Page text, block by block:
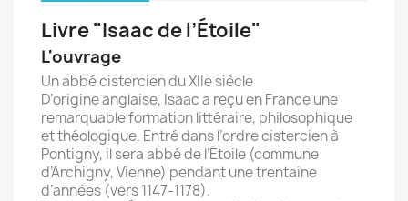
Livre "Isaac de l’Étoile"
L'ouvrage
Un abbé cistercien du XIIe siècle
D’origine anglaise, Isaac a reçu en France une
remarquable formation littéraire, philosophique
et théologique. Entré dans l’ordre cistercien à
Pontigny, il sera abbé de l’Étoile (commune
d’Archigny, Vienne) pendant une trentaine
d’années (vers 1147-1178).